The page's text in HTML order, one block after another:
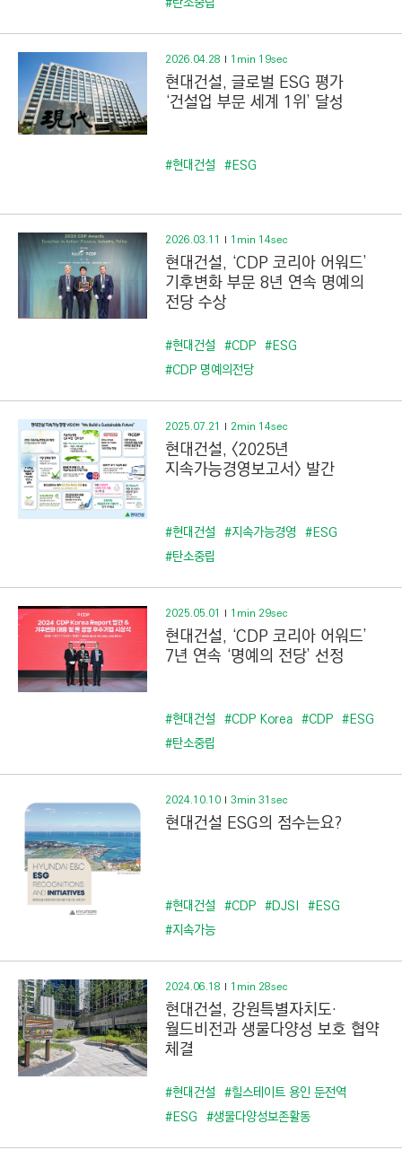
N
)
2026.04.28 1min 19sec
현대건설, 글로벌 ESG 평가
‘건설업 부문 세계 1위’ 달성
#현대건설 #ESG
2026.03.11 1min 14sec
현대건설, ‘CDP 코리아 어워드’
기후변화 부문 8년 연속 명예의
전당 수상
#현대건설 #CDP #ESG
#CDP 명예의전당
2025.07.21 2min 14sec
현대건설, <2025년
지속가능경영보고서> 발간
#현대건설 #지속가능경영 #ESG
#탄소중립
2025.05.01 1min 29sec
현대건설, ‘CDP 코리아 어워드’
7년 연속 ‘명예의 전당’ 선정
#현대건설 #CDP Korea #CDP #ESG
#탄소중립
2024.10.10 3min 31sec
현대건설 ESG의 점수는요?
#현대건설 #CDP #DJSI #ESG
#지속가능
2024.06.18 1min 28sec
현대건설, 강원특별자치도·
월드비전과 생물다양성 보호 협약
체결
#현대건설 #힐스테이트 용인 둔전역
#ESG #생물다양성보존활동